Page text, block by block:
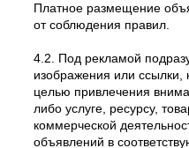
Платное размещение
от соблюдения правил.
4.2. Под рекламой
изображения или ссылки,
целью привлечения
либо услуге, ресурсу,
коммерческой
объявлений в